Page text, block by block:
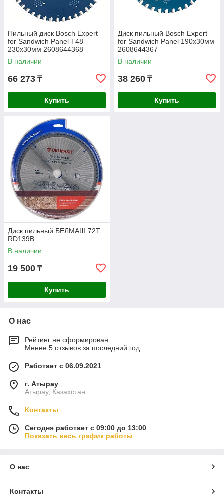
Пильный диск Bosch Expert
for Sandwich Panel T48
230x30мм 2608644368
В наличии
66 273 ₸
Купить
Диск пильный Bosch Expert
for Sandwich Panel 190x30мм
2608644367
В наличии
38 260 ₸
Купить
Диск пильный БЕЛМАШ 72Т
RD139B
В наличии
19 500 ₸
Купить
О нас
Рейтинг не сформирован
Менее 5 отзывов за последний год
Работает с 06.09.2021
г. Атырау
Атырау, Казахстан
Контакты
Сегодня работает с 09:00 до 13:00
Показать весь график работы
О нас
Контакты